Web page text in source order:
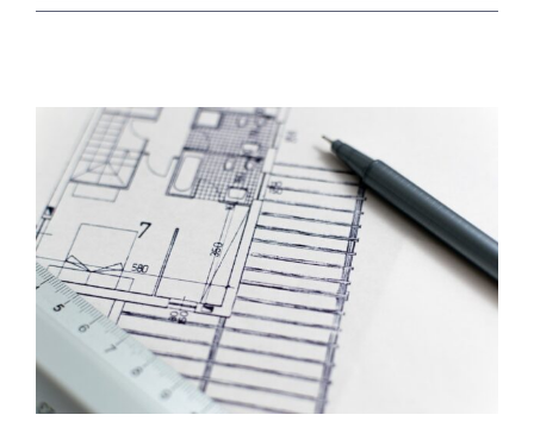
SIGUE ESTOS CONSEJOS EN LA
REHABILITACIÓN DE UNA VIVIENDA.
¡CONSTRUTECH TE ORIENTA PASA A
PASO!